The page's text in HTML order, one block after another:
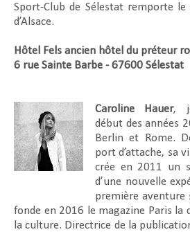
Sport-Club de Sélestat remporte
d’Alsace.
Hôtel Fels ancien hôtel du préteur
6 rue Sainte Barbe - 67600 Sélestat
Caroline Hauer,
début des années
Berlin et Rome.
port d’attache, sa
crée en 2011 un
d’une nouvelle
première aventure
fonde en 2016 le magazine Paris la
la culture. Directrice de la